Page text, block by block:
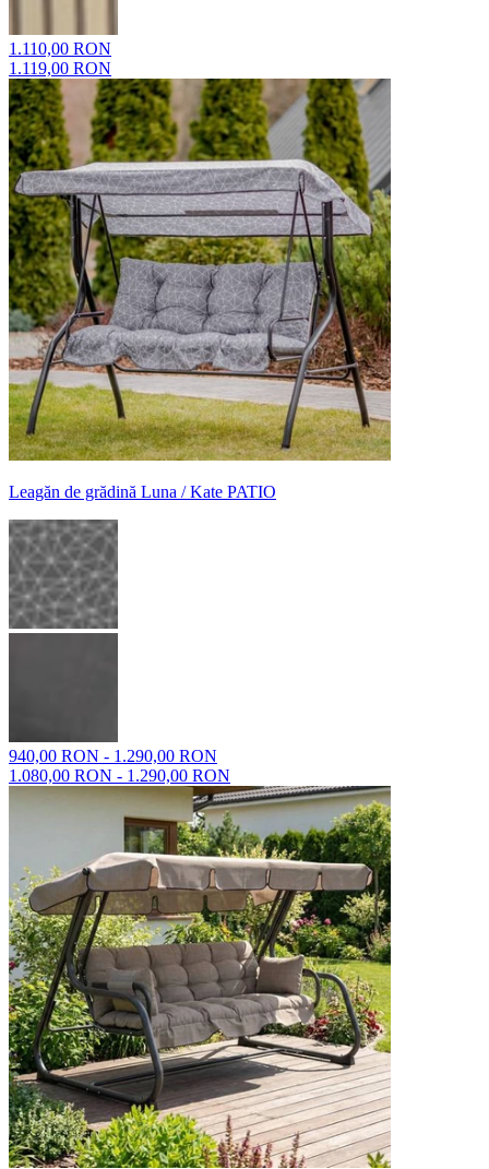
1.110,00 RON
1.119,00 RON
Leagăn de grădină Luna / Kate PATIO
940,00 RON - 1.290,00 RON
1.080,00 RON - 1.290,00 RON